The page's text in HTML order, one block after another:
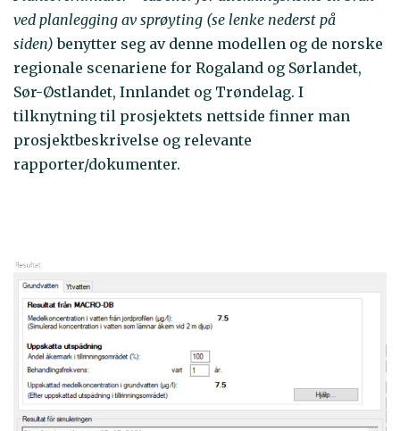
ved planlegging av sprøyting (se lenke nederst på
siden)benytter seg av denne modellen og de norske
regionale scenariene for Rogaland og Sørlandet,
Sør-Østlandet, Innlandet og Trøndelag. I
tilknytning til prosjektets nettside finner man
prosjektbeskrivelse og relevante
rapporter/dokumenter.